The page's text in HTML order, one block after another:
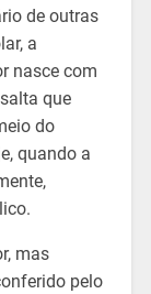
de outras
a
nasce com
que
do
quando a
mas
pelo